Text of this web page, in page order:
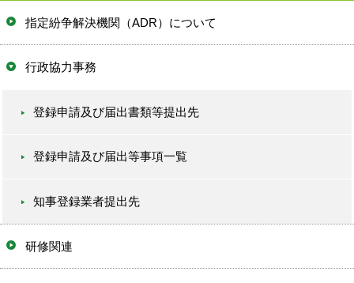
指定紛争解決機関（ADR）について
行政協力事務
登録申請及び届出書類等提出先
登録申請及び届出等事項一覧
知事登録業者提出先
研修関連